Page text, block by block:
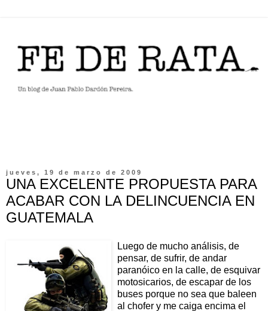
jueves, 19 de marzo de 2009
UNA EXCELENTE PROPUESTA PARA
ACABAR CON LA DELINCUENCIA EN
GUATEMALA
Luego de mucho análisis, de
pensar, de sufrir, de andar
paranóico en la calle, de esquivar
motosicarios, de escapar de los
buses porque no sea que baleen
al chofer y me caiga encima el